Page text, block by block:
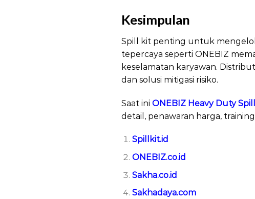
Kesimpulan
Spill kit penting untuk
tepercaya seperti ONEBIZ
keselamatan karyawan.
dan solusi mitigasi risiko.
Saat ini ONEBIZ Heavy Duty
detail, penawaran harga,
Spillkit.id
ONEBIZ.co.id
Sakha.co.id
Sakhadaya.com